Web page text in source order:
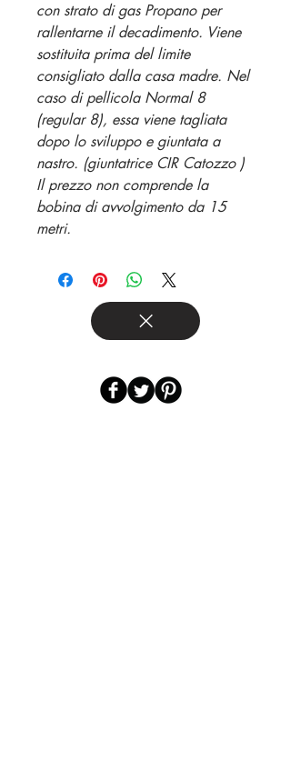
con strato di gas Propano per
rallentarne il decadimento. Viene
sostituita prima del limite
consigliato dalla casa madre. Nel
caso di pellicola Normal 8
(regular 8), essa viene tagliata
dopo lo sviluppo e giuntata a
nastro. (giuntatrice CIR Catozzo )
Il prezzo non comprende la
bobina di avvolgimento da 15
metri.